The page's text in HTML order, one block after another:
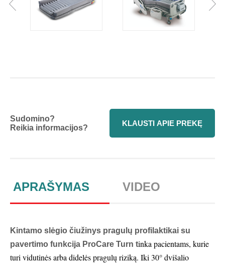
Sudomino?
Reikia informacijos?
KLAUSTI APIE PREKĘ
APRAŠYMAS VIDEO
Kintamo slėgio čiužinys pragulų profilaktikai su
pavertimo funkcija ProCare Turn tinka pacientams, kurie
turi vidutinės arba didelės pragulų riziką. Iki 30° dvišalio